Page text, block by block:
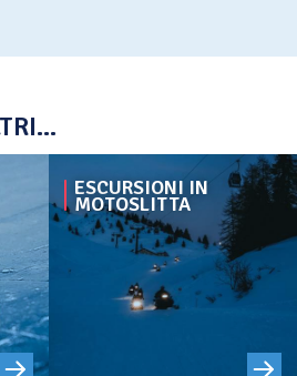
ESCURSIONI IN
MOTOSLITTA